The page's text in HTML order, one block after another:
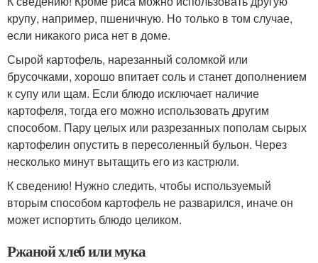
крупу, например, пшеничную. Но только в том случае,
если никакого риса нет в доме.
Сырой картофель, нарезанный соломкой или
брусочками, хорошо впитает соль и станет дополнением
к супу или щам. Если блюдо исключает наличие
картофеля, тогда его можно использовать другим
способом. Пару целых или разрезанных пополам сырых
картофелин опустить в пересоленный бульон. Через
несколько минут вытащить его из кастрюли.
К сведению! Нужно следить, чтобы используемый
вторым способом картофель не разварился, иначе он
может испортить блюдо целиком.
Ржаной хлеб или мука